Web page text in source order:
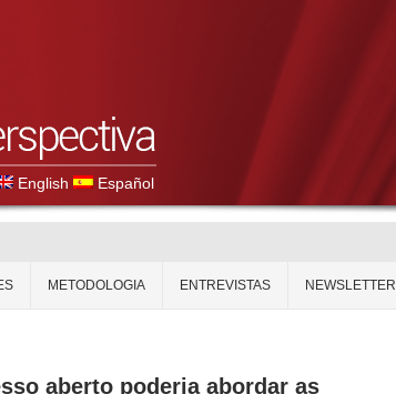
English Español
METODOLOGIA ENTREVISTAS NEWSLETTER
aberto poderia abordar as